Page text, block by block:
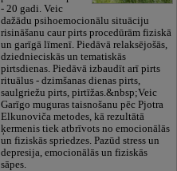
- 20 gadi. Veic
dažādu psihoemocionālu situāciju
risināšanu caur pirts procedūrām fiziskā
un garīgā līmenī. Piedāvā relaksējošās,
dziednieciskās un tematiskās
pirtsdienas. Piedāvā izbaudīt arī pirts
rituālus - dzimšanas dienas pirts,
saulgriežu pirts, pirtīžas.&nbsp;Veic
Garīgo muguras taisnošanu pēc Pjotra
Elkunoviča metodes, kā rezultātā
ķermenis tiek atbrīvots no emocionālās
un fiziskās spriedzes. Pazūd stress un
depresija, emocionālās un fiziskās
sāpes.